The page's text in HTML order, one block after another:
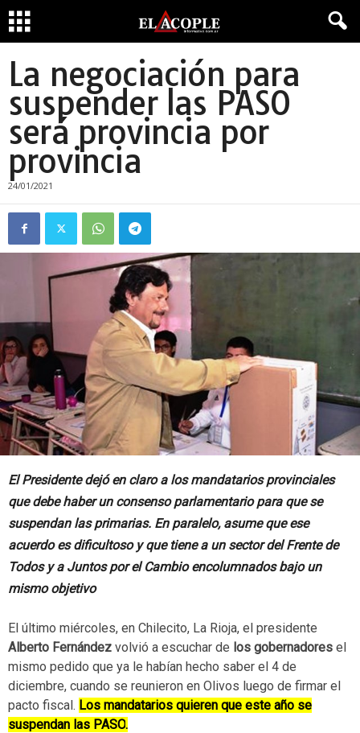
La negociación para
suspender las PASO
será provincia por
provincia
24/01/2021
El Presidente dejó en claro a los mandatarios provinciales
que debe haber un consenso parlamentario para que se
suspendan las primarias. En paralelo, asume que ese
acuerdo es dificultoso y que tiene a un sector del Frente de
Todos y a Juntos por el Cambio encolumnados bajo un
mismo objetivo
El último miércoles, en Chilecito, La Rioja, el presidente
Alberto Fernández volvió a escuchar de los gobernadores el
mismo pedido que ya le habían hecho saber el 4 de
diciembre, cuando se reunieron en Olivos luego de firmar el
pacto fiscal. Los mandatarios quieren que este año se
suspendan las PASO.